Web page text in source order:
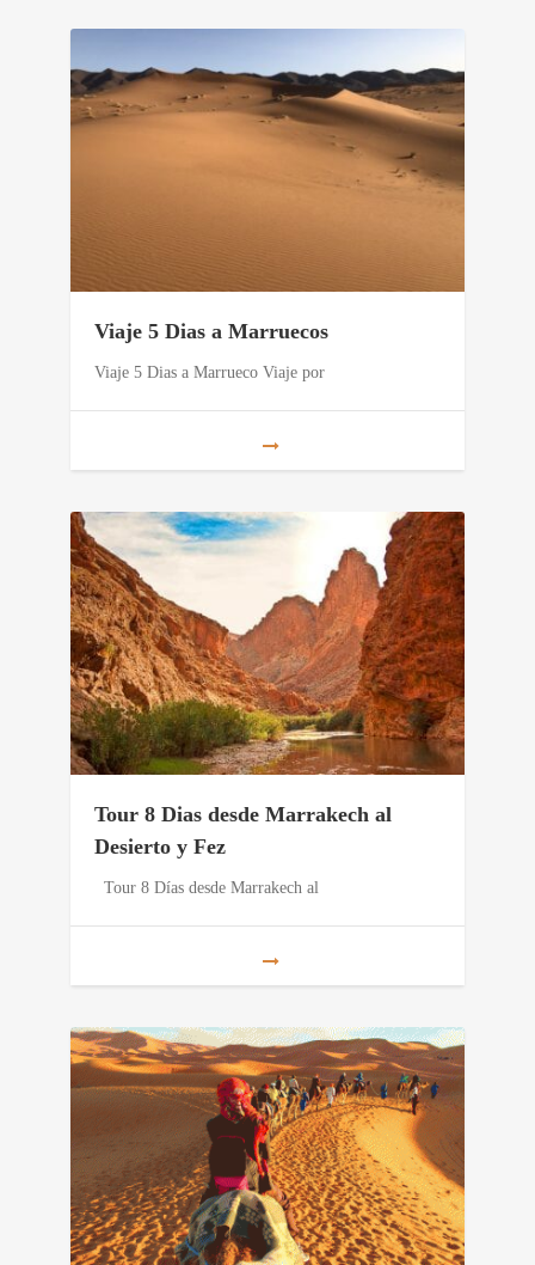
Viaje 5 Dias a Marruecos
Viaje 5 Dias a Marrueco Viaje por
Tour 8 Dias desde Marrakech al
Desierto y Fez
Tour 8 Días desde Marrakech al